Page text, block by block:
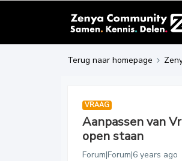
Terug naar homepage
VRAAG
Aanpassen van
open staan
Forum|Forum|6 years ago